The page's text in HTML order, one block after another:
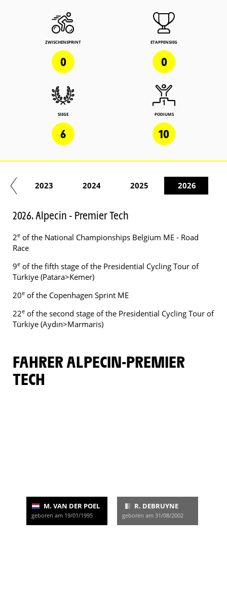
ZWISCHENSPRINT
0
ETAPPENSIEG
0
SIEGE
6
PODIUMS
10
2023 2024 2025 2026
2026. Alpecin - Premier Tech
2e of the National Championships Belgium ME - Road
Race
9e of the fifth stage of the Presidential Cycling Tour of
Türkiye (Patara>Kemer)
20e of the Copenhagen Sprint ME
22e of the second stage of the Presidential Cycling Tour of
Türkiye (Aydın>Marmaris)
FAHRER ALPECIN-PREMIER
TECH
M. VAN DER POEL
geboren am 19/01/1995
R. DEBRUYNE
geboren am 31/08/2002